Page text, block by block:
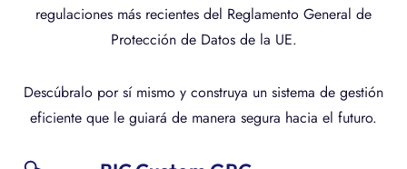
regulaciones más recientes del Reglamento General de
Protección de Datos de la UE.
Descúbralo por sí mismo y construya un sistema de gestión
eficiente que le guiará de manera segura hacia el futuro.